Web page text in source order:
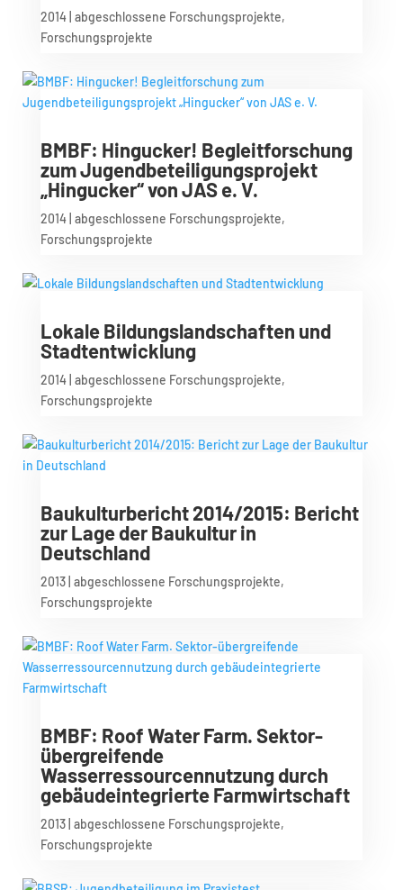
2014| abgeschlossene Forschungsprojekte,
Forschungsprojekte
BMBF: Hingucker! Begleitforschung
zum Jugendbeteiligungsprojekt
„Hingucker“ von JAS e. V.
2014| abgeschlossene Forschungsprojekte,
Forschungsprojekte
Lokale Bildungslandschaften und
Stadtentwicklung
2014| abgeschlossene Forschungsprojekte,
Forschungsprojekte
Baukulturbericht 2014/2015: Bericht
zur Lage der Baukultur in
Deutschland
2013| abgeschlossene Forschungsprojekte,
Forschungsprojekte
BMBF: Roof Water Farm. Sektor-
übergreifende
Wasserressourcennutzung durch
gebäudeintegrierte Farmwirtschaft
2013| abgeschlossene Forschungsprojekte,
Forschungsprojekte